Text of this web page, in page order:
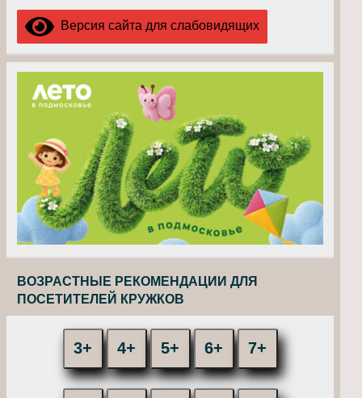
Версия сайта для слабовидящих
ВОЗРАСТНЫЕ РЕКОМЕНДАЦИИ ДЛЯ
ПОСЕТИТЕЛЕЙ КРУЖКОВ
3+ 4+ 5+ 6+ 7+